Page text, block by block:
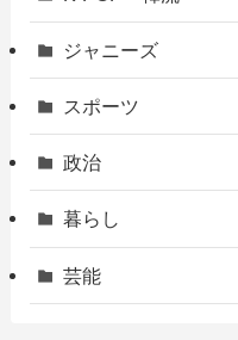
ジャニーズ
スポーツ
政治
暮らし
芸能